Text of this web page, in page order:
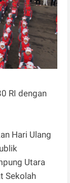
RI dengan
Hari Ulang
Utara
Sekolah